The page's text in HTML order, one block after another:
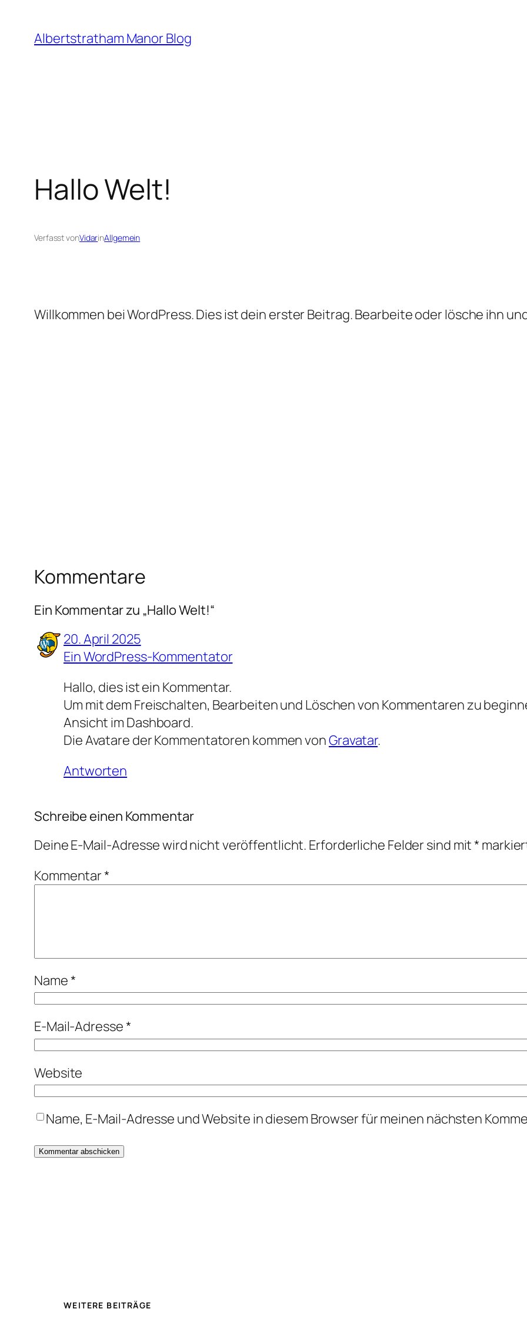
Inhalt
springen
Albertstratham Manor Blog
Hallo Welt!
Verfasst vonVidarinAllgemein
Willkommen bei WordPress. Dies ist dein erster Beitrag. Bearbeite oder lösche ihn
Kommentare
Ein Kommentar zu „Hallo Welt!“
20. April 2025
Ein WordPress-Kommentator
Hallo, dies ist ein Kommentar.
Um mit dem Freischalten, Bearbeiten und Löschen von Kommentaren zu
Ansicht im Dashboard.
Die Avatare der Kommentatoren kommen vonGravatar.
Antworten
Schreibe einen Kommentar
Deine E-Mail-Adresse wird nicht veröffentlicht. Erforderliche Felder sind mit*
Kommentar*
Name*
E-Mail-Adresse*
Website
Name, E-Mail-Adresse und Website in diesem Browser für meinen nächsten
WEITERE BEITRÄGE